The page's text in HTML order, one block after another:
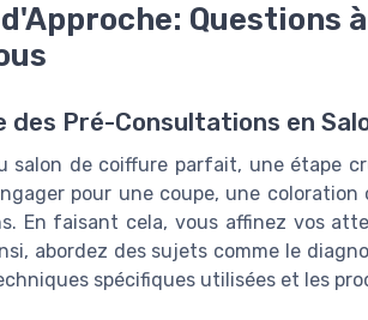
Questions
des Pré-Consultations en
salon de coiffure parfait, une étape
pour une coupe, une
En faisant cela, vous affinez vos
abordez des sujets comme le
spécifiques utilisées et les